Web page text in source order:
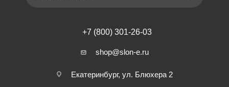
+7 (800) 301-26-03
shop@slon-e.ru
Екатеринбург, ул. Блюхера 2